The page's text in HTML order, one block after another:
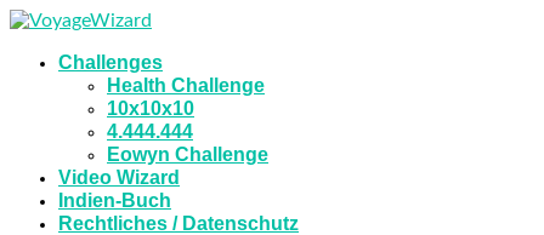
Challenges
Health Challenge
10x10x10
4.444.444
Eowyn Challenge
Video Wizard
Indien-Buch
Rechtliches / Datenschutz